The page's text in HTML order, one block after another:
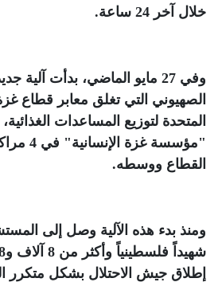
خلال آخر 24 ساعة
.
وفي 27 مايو الماضي، بدأت آلية
الصهيوني التي تغلق معابر قطاع
المتحدة لتوزيع المساعدات
"مؤسسة
القطاع ووسطه.
إطلاق جيش الاحتلال بشكل متكرر